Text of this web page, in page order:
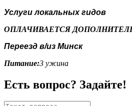
Услуги локальных гидов
ОПЛАЧИВАЕТСЯ
Переезд в/из Минск
Питание:3 ужина
Есть вопрос? Задайте!